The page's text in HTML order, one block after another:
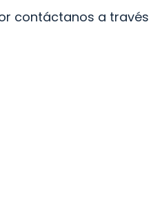
contáctanos a través